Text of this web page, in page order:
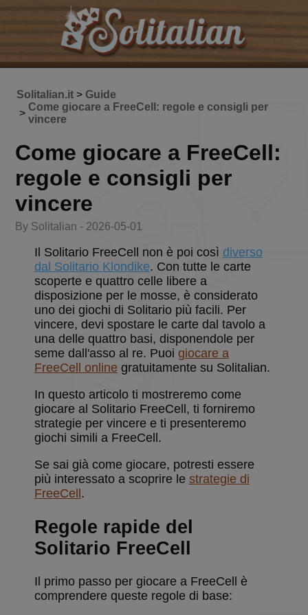
Solitalian.it > Guide
>
Come giocare a FreeCell: regole e consigli per
vincere
Come giocare a FreeCell:
regole e consigli per
vincere
By Solitalian - 2026-05-01
Il Solitario FreeCell non è poi così diverso
dal Solitario Klondike. Con tutte le carte
scoperte e quattro celle libere a
disposizione per le mosse, è considerato
uno dei giochi di Solitario più facili. Per
vincere, devi spostare le carte dal tavolo a
una delle quattro basi, disponendole per
seme dall'asso al re. Puoi giocare a
FreeCell online gratuitamente su Solitalian.
In questo articolo ti mostreremo come
giocare al Solitario FreeCell, ti forniremo
strategie per vincere e ti presenteremo
giochi simili a FreeCell.
Se sai già come giocare, potresti essere
più interessato a scoprire le strategie di
FreeCell .
Regole rapide del
Solitario FreeCell
Il primo passo per giocare a FreeCell è
comprendere queste regole di base: